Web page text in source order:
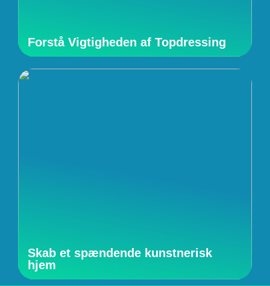
Forstå Vigtigheden af Topdressing
Skab et spændende kunstnerisk
hjem